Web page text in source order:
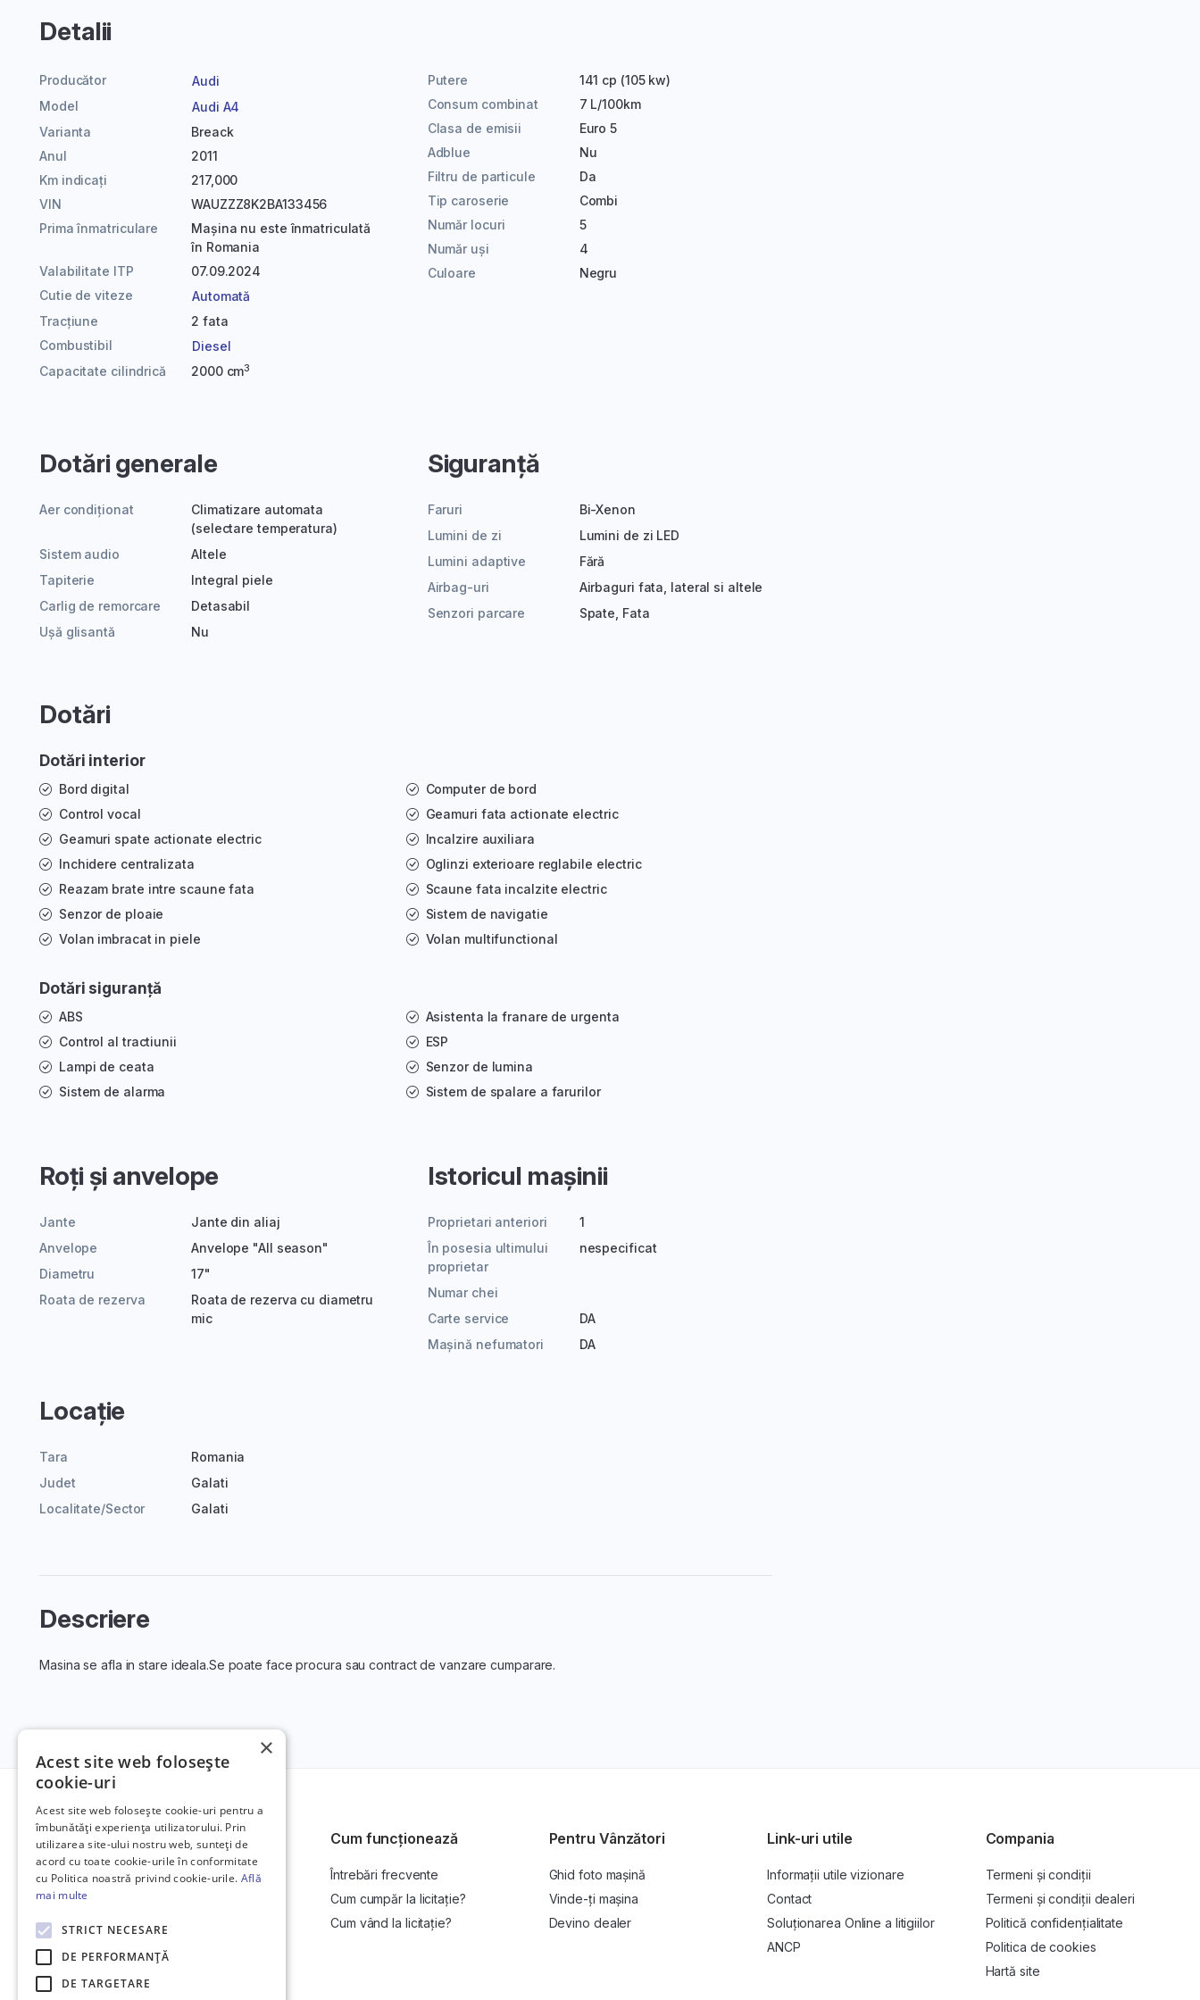
Detalii
Producător
Audi
Model
Audi A4
Varianta
Breack
Anul
2011
Km indicați
217,000
VIN
WAUZZZ8K2BA133456
Prima înmatriculare
Mașina nu este înmatriculată
în Romania
Valabilitate ITP
07.09.2024
Cutie de viteze
Automată
Tracțiune
2 fata
Combustibil
Diesel
Capacitate cilindrică
2000 cm3
Putere
141 cp (105 kw)
Consum combinat
7 L/100km
Clasa de emisii
Euro 5
Adblue
Nu
Filtru de particule
Da
Tip caroserie
Combi
Număr locuri
5
Număr uși
4
Culoare
Negru
Dotări generale
Aer condiționat
Climatizare automata
(selectare temperatura)
Sistem audio
Altele
Tapiterie
Integral piele
Carlig de remorcare
Detasabil
Ușă glisantă
Nu
Siguranță
Faruri
Bi-Xenon
Lumini de zi
Lumini de zi LED
Lumini adaptive
Fără
Airbag-uri
Airbaguri fata, lateral si altele
Senzori parcare
Spate, Fata
Dotări
Dotări interior
Bord digital
Computer de bord
Control vocal
Geamuri fata actionate electric
Geamuri spate actionate electric
Incalzire auxiliara
Inchidere centralizata
Oglinzi exterioare reglabile electric
Reazam brate intre scaune fata
Scaune fata incalzite electric
Senzor de ploaie
Sistem de navigatie
Volan imbracat in piele
Volan multifunctional
Dotări siguranță
ABS
Asistenta la franare de urgenta
Control al tractiunii
ESP
Lampi de ceata
Senzor de lumina
Sistem de alarma
Sistem de spalare a farurilor
Roți și anvelope
Jante
Jante din aliaj
Anvelope
Anvelope "All season"
Diametru
17"
Roata de rezerva
Roata de rezerva cu diametru
mic
Istoricul mașinii
Proprietari anteriori
1
În posesia ultimului
proprietar
nespecificat
Numar chei
Carte service
DA
Mașină nefumatori
DA
Locație
Tara
Romania
Judet
Galati
Localitate/Sector
Galati
Descriere
Masina se afla in stare ideala.Se poate face procura sau contract de vanzare cumparare.
Platformă de anunțuri auto și licitații
auto online.
Cum funcționează
Întrebări frecvente
Cum cumpăr la licitație?
Cum vând la licitație?
Pentru Vânzători
Ghid foto mașină
Vinde-ți mașina
Devino dealer
Link-uri utile
Informații utile vizionare
Contact
Soluționarea Online a litigiilor
ANCP
Compania
Termeni și condiții
Termeni și condiții dealeri
Politică confidențialitate
Politica de cookies
Hartă site
×
Acest site web folosește
cookie-uri
Acest site web folosește cookie-uri pentru a
îmbunătăți experiența utilizatorului. Prin
utilizarea site-ului nostru web, sunteți de
acord cu toate cookie-urile în conformitate
cu Politica noastră privind cookie-urile. Află
mai multe
STRICT NECESARE
DE PERFORMANȚĂ
DE TARGETARE